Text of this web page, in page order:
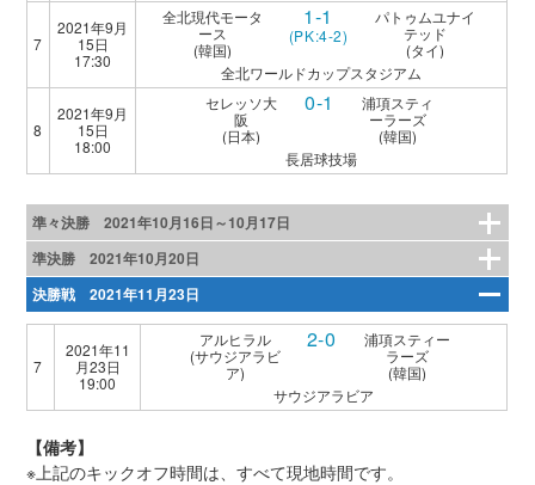
7
2021年9月
15日
17:30
全北現代モータ
ース
(韓国)
1-1
(PK:4-2)
パトゥムユナイ
テッド
(タイ)
全北ワールドカップスタジアム
8
2021年9月
15日
18:00
セレッソ大
阪
(日本)
0-1
浦項スティ
ーラーズ
(韓国)
長居球技場
準々決勝 2021年10月16日～10月17日
準決勝 2021年10月20日
決勝戦 2021年11月23日
7
2021年11
月23日
19:00
アルヒラル
(サウジアラビ
ア)
2-0
浦項スティー
ラーズ
(韓国)
サウジアラビア
【備考】
※上記のキックオフ時間は、すべて現地時間です。